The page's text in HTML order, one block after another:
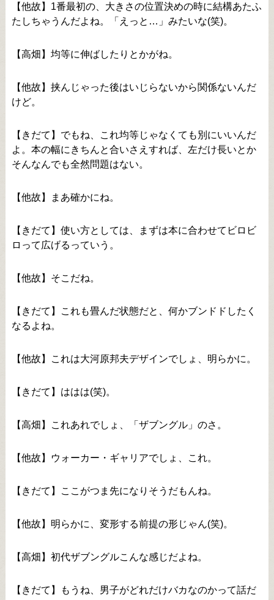
【他故】1番最初の、大きさの位置決めの時に結構あたふ
たしちゃうんだよね。「えっと…」みたいな(笑)。
【高畑】均等に伸ばしたりとかがね。
【他故】挟んじゃった後はいじらないから関係ないんだ
けど。
【きだて】でもね、これ均等じゃなくても別にいいんだ
よ。本の幅にきちんと合いさえすれば、左だけ長いとか
そんなんでも全然問題はない。
【他故】まあ確かにね。
【きだて】使い方としては、まずは本に合わせてビロビ
ロって広げるっていう。
【他故】そこだね。
【きだて】これも畳んだ状態だと、何かブンドドしたく
なるよね。
【他故】これは大河原邦夫デザインでしょ、明らかに。
【きだて】ははは(笑)。
【高畑】これあれでしょ、「ザブングル」のさ。
【他故】ウォーカー・ギャリアでしょ、これ。
【きだて】ここがつま先になりそうだもんね。
【他故】明らかに、変形する前提の形じゃん(笑)。
【高畑】初代ザブングルこんな感じだよね。
【きだて】もうね、男子がどれだけバカなのかって話だ